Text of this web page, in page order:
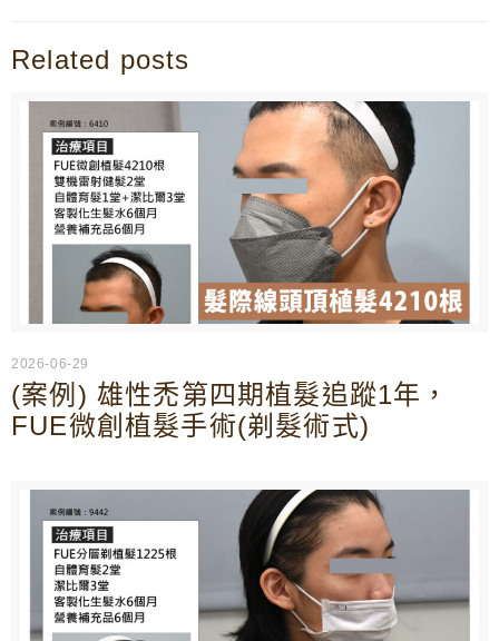
Related posts
2026-06-29
(案例) 雄性禿第四期植髮追蹤1年，
FUE微創植髮手術(剃髮術式)